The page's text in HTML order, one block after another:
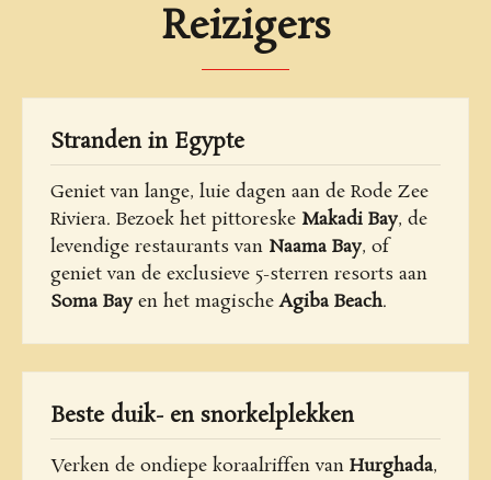
Reizigers
Stranden in Egypte
Geniet van lange, luie dagen aan de Rode Zee
Riviera. Bezoek het pittoreske Makadi Bay, de
levendige restaurants van Naama Bay, of
geniet van de exclusieve 5-sterren resorts aan
Soma Bay en het magischeAgiba Beach.
Beste duik- en snorkelplekken
Verken de ondiepe koraalriffen van Hurghada,